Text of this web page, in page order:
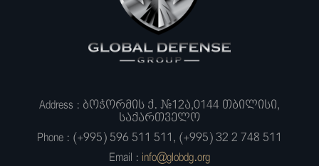
Address : ბოჭორმის ქ. #12ა,0144 თბილისი,
საქართველო
Phone : (+995) 596 511 511, (+995) 32 2 748 511
Email : info@globdg.org